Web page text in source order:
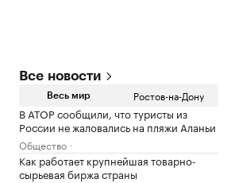
Все новости
Весь мир Ростов-на-Дону
В АТОР сообщили, что туристы из
России не жаловались на пляжи Аланьи
Общество
Как работает крупнейшая товарно-
сырьевая биржа страны